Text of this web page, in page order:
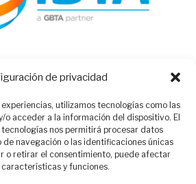
de privacidad
utilizamos tecnologías como las
o acceder a la información del dispositivo. El
nos permitirá procesar datos
navegación o las identificaciones únicas
o retirar el consentimiento, puede afectar
y funciones.